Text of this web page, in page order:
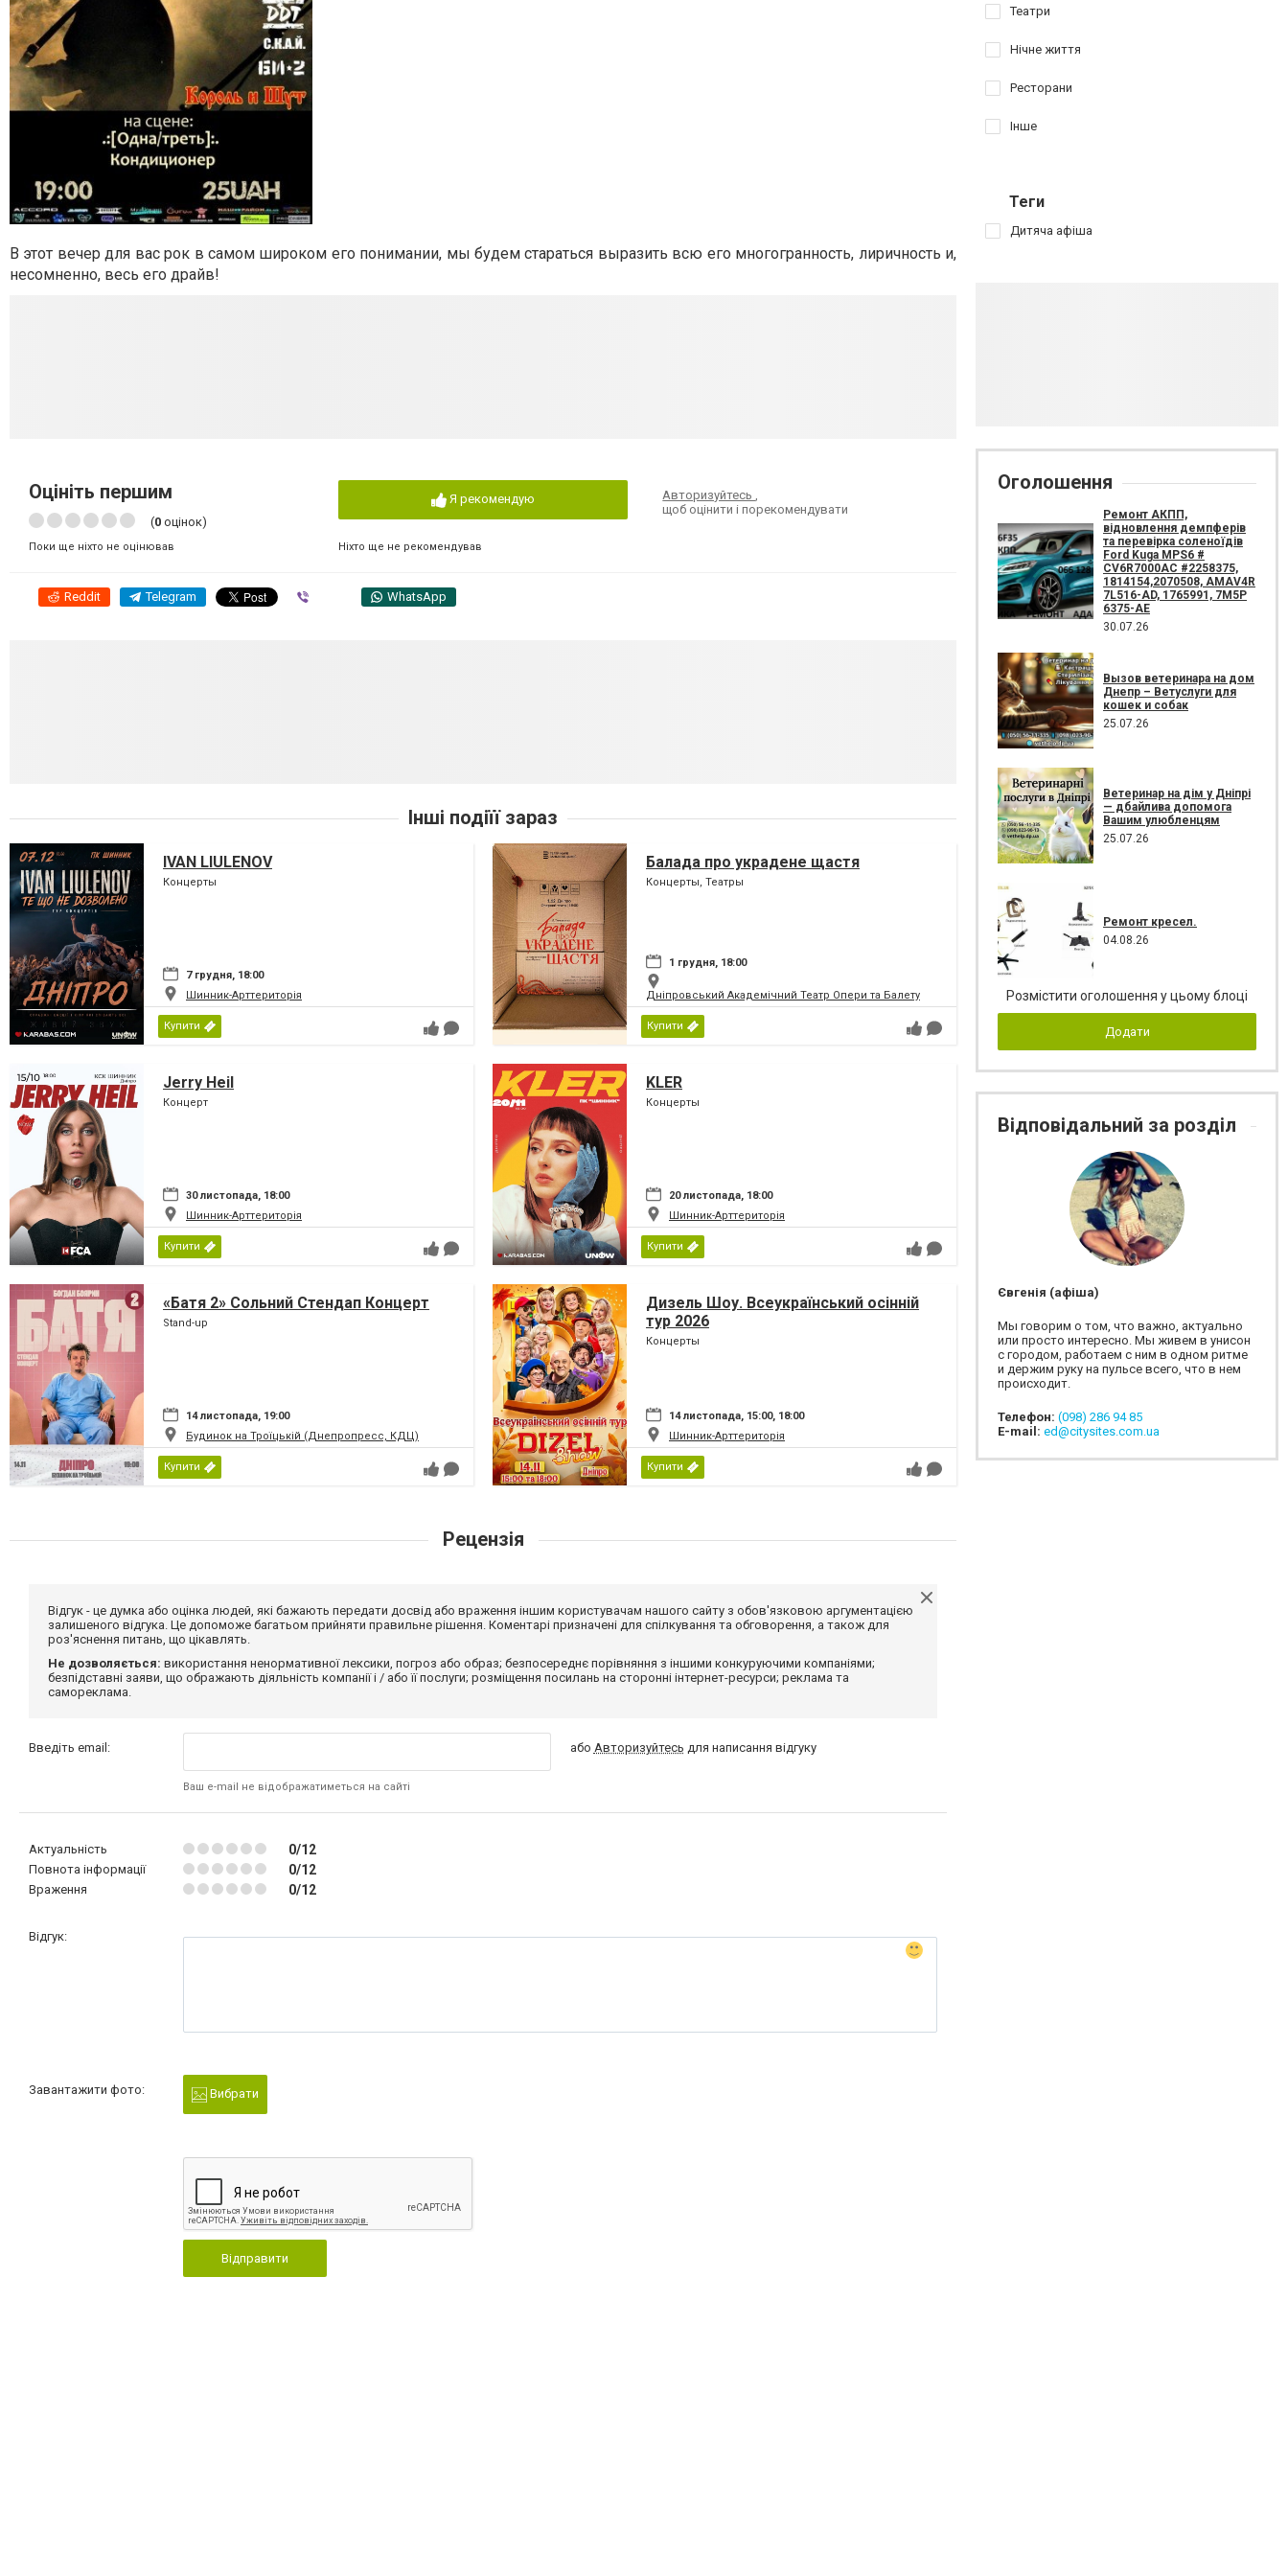
В этот вечер для вас рок в самом широком его понимании, мы будем стараться выразить всю его многогранность, лиричность и,
несомненно, весь его драйв!
Оцініть першим
(0 оцінок)
Поки ще ніхто не оцінював
Я рекомендую
Ніхто ще не рекомендував
Авторизуйтесь,
щоб оцінити і порекомендувати
Reddit Telegram WhatsApp
Інші подіїї зараз
IVAN LIULENOV
Концерты
7 грудня, 18:00
Шинник-Арттериторія
Купити
Балада про украдене щастя
Концерты, Театры
1 грудня, 18:00
Дніпровський Академічний Театр Опери та Балету
Купити
Jerry Heil
Концерт
30 листопада, 18:00
Шинник-Арттериторія
Купити
KLER
Концерты
20 листопада, 18:00
Шинник-Арттериторія
Купити
«Батя 2» Сольний Стендап Концерт
Stand-up
14 листопада, 19:00
Будинок на Троїцькій (Днепропресс, КДЦ)
Купити
Дизель Шоу. Всеукраїнський осінній
тур 2026
Концерты
14 листопада, 15:00, 18:00
Шинник-Арттериторія
Купити
Рецензія
Відгук - це думка або оцінка людей, які бажають передати досвід або враження іншим користувачам нашого сайту з обов'язковою аргументацією
залишеного відгука. Це допоможе багатьом прийняти правильне рішення. Коментарі призначені для спілкування та обговорення, а також для
роз'яснення питань, що цікавлять.
Не дозволяється: використання ненормативної лексики, погроз або образ; безпосереднє порівняння з іншими конкуруючими компаніями;
безпідставні заяви, що ображають діяльність компанії і / або її послуги; розміщення посилань на сторонні інтернет-ресурси; реклама та
самореклама.
Введіть email:
Ваш e-mail не відображатиметься на сайті
або Авторизуйтесь для написання відгуку
Актуальність 0/12
Повнота інформації 0/12
Враження 0/12
Відгук:
Завантажити фото: Вибрати
Відправити
Театри
Нічне життя
Ресторани
Інше
Теги
Дитяча афіша
Оголошення
Ремонт АКПП,
відновлення демпферів
та перевірка соленоїдів
Ford Kuga MPS6 #
CV6R7000AC #2258375,
1814154,2070508, AMAV4R
7L516-AD, 1765991, 7M5P
6375-AE
30.07.26
Вызов ветеринара на дом
Днепр – Ветуслуги для
кошек и собак
25.07.26
Ветеринар на дім у Дніпрі
— дбайлива допомога
Вашим улюбленцям
25.07.26
Ремонт кресел.
04.08.26
Розмістити оголошення у цьому блоці
Додати
Відповідальний за розділ
Євгенія (афіша)
Мы говорим о том, что важно, актуально
или просто интересно. Мы живем в унисон
с городом, работаем с ним в одном ритме
и держим руку на пульсе всего, что в нем
происходит.
Телефон: (098) 286 94 85
E-mail: ed@citysites.com.ua